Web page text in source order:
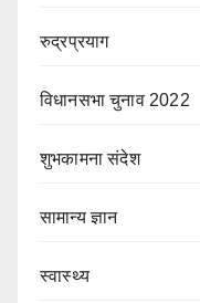
रुद्रप्रयाग
विधानसभा चुनाव 2022
शुभकामना संदेश
सामान्य ज्ञान
स्वास्थ्य